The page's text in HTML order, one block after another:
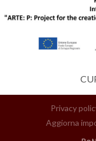
Privacy
Aggiorna